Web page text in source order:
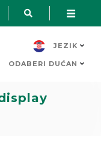
JEZIK
ODABERI DUĆAN